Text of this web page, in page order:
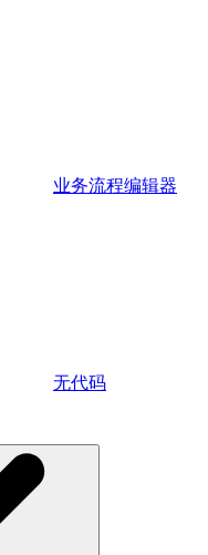
业务流程编辑器
无代码